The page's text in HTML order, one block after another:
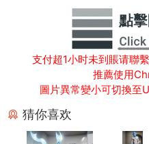
支付超1小时未到賬请聯
推薦使用
圖片異常變小可切換至
猜你喜欢